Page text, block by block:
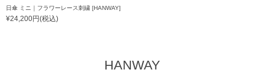
日傘 ミニ｜フラワーレース刺繍 [HANWAY]
¥24,200円(税込)
HANWAY